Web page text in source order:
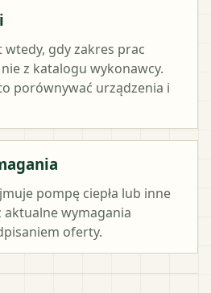
wtedy, gdy zakres prac
z katalogu wykonawcy.
porównywać urządzenia i
pompę ciepła lub inne
wymagania
oferty.